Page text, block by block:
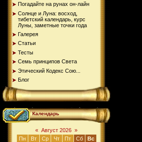
Погадайте на рунах oн-лайн
Солнце и Луна: восход,
тибетский календарь, курс
Луны, заметные точки года
Галерея
Статьи
Тесты
Семь принципов Света
Этический Кодекс Сою...
Блог
Календарь
« Август 2026 »
Пн
Вт Ср Чт Пт Сб
Вс